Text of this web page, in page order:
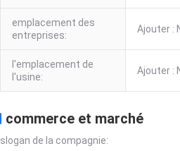
emplacement des
entreprises:
Ajouter :
l'emplacement de
l'usine:
Ajouter :
commerce et marché
slogan de la compagnie: